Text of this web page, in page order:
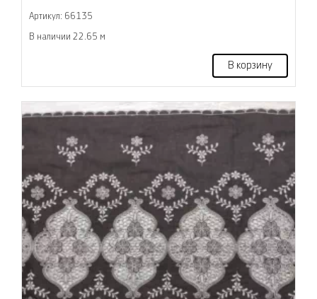
Артикул: 66135
В наличии 22.65 м
В корзину